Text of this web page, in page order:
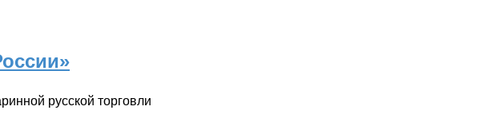
русской торговли